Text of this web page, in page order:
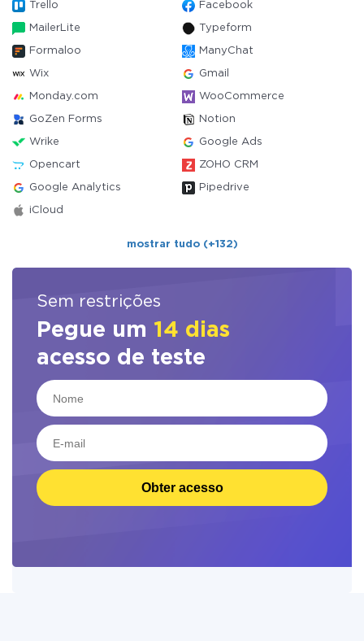
Trello Facebook
MailerLite Typeform
Formaloo ManyChat
Wix Gmail
Monday.com WooCommerce
GoZen Forms Notion
Wrike Google Ads
Opencart ZOHO CRM
Google Analytics Pipedrive
iCloud
mostrar tudo (+132)
Sem restrições
Pegue um 14 dias
acesso de teste
Obter acesso